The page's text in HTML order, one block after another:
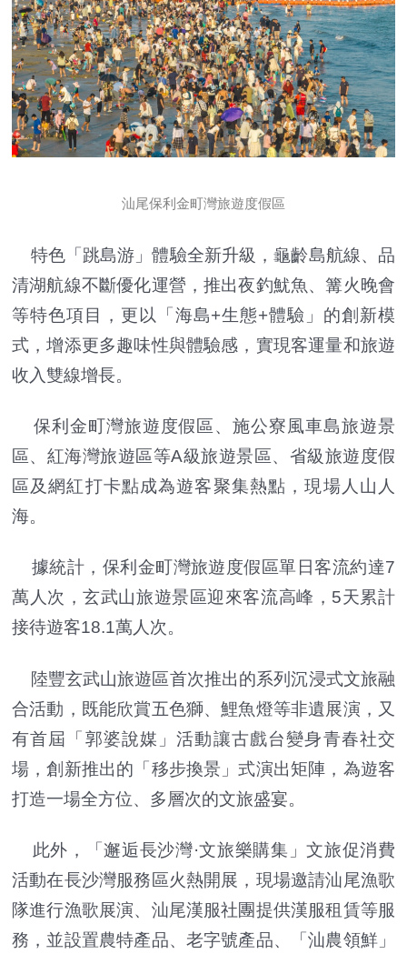
汕尾保利金町灣旅遊度假區
特色「跳島游」體驗全新升級，龜齡島航線、品
清湖航線不斷優化運營，推出夜釣魷魚、篝火晚會
等特色項目，更以「海島+生態+體驗」的創新模
式，增添更多趣味性與體驗感，實現客運量和旅遊
收入雙線增長。
保利金町灣旅遊度假區、施公寮風車島旅遊景
區、紅海灣旅遊區等A級旅遊景區、省級旅遊度假
區及網紅打卡點成為遊客聚集熱點，現場人山人
海。
據統計，保利金町灣旅遊度假區單日客流約達7
萬人次，玄武山旅遊景區迎來客流高峰，5天累計
接待遊客18.1萬人次。
陸豐玄武山旅遊區首次推出的系列沉浸式文旅融
合活動，既能欣賞五色獅、鯉魚燈等非遺展演，又
有首屆「郭婆說媒」活動讓古戲台變身青春社交
場，創新推出的「移步換景」式演出矩陣，為遊客
打造一場全方位、多層次的文旅盛宴。
此外，「邂逅長沙灣·文旅樂購集」文旅促消費
活動在長沙灣服務區火熱開展，現場邀請汕尾漁歌
隊進行漁歌展演、汕尾漢服社團提供漢服租賃等服
務，並設置農特產品、老字號產品、「汕農領鮮」